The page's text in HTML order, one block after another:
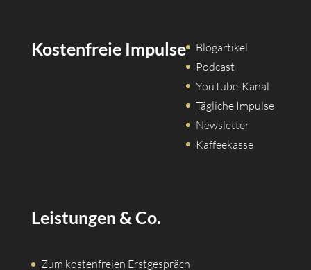
Kostenfreie Impulse
Blogartikel
Podcast
YouTube-Kanal
Tägliche Impulse
Newsletter
Kaffeekasse
Leistungen & Co.
Zum kostenfreien Erstgespräch